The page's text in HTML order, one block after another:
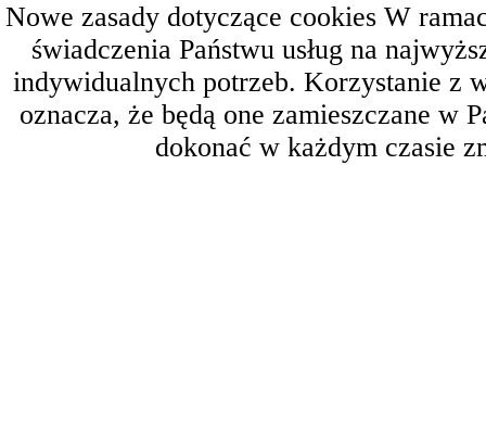
Nowe zasady dotyczące cookies W
świadczenia Państwu usług na
indywidualnych potrzeb. Korzystanie z
oznacza, że będą one zamieszczane w
dokonać w każdym czasie